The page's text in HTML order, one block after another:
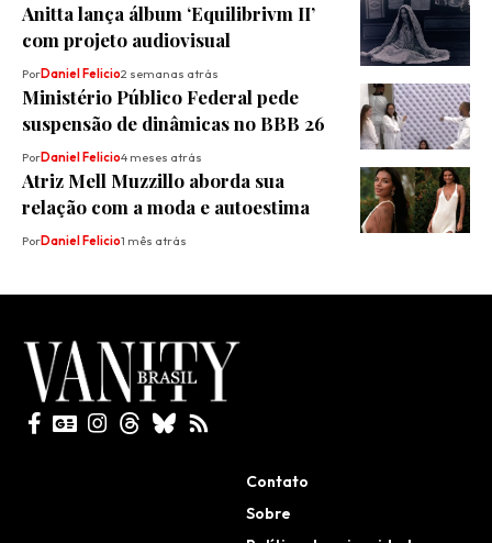
Anitta lança álbum ‘Equilibrivm II’
com projeto audiovisual
PorDaniel Felicio2 semanas atrás
Ministério Público Federal pede
suspensão de dinâmicas no BBB 26
PorDaniel Felicio4 meses atrás
Atriz Mell Muzzillo aborda sua
relação com a moda e autoestima
PorDaniel Felicio1 mês atrás
Contato
Sobre